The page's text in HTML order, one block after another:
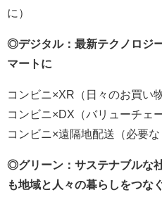
に）
◎デジタル：最新テクノロジ
マートに
コンビニ×XR（日々のお買い
コンビニ×DX（バリューチェ
コンビニ×遠隔地配送（必要な
◎グリーン：サステナブルな
も地域と人々の暮らしをつな